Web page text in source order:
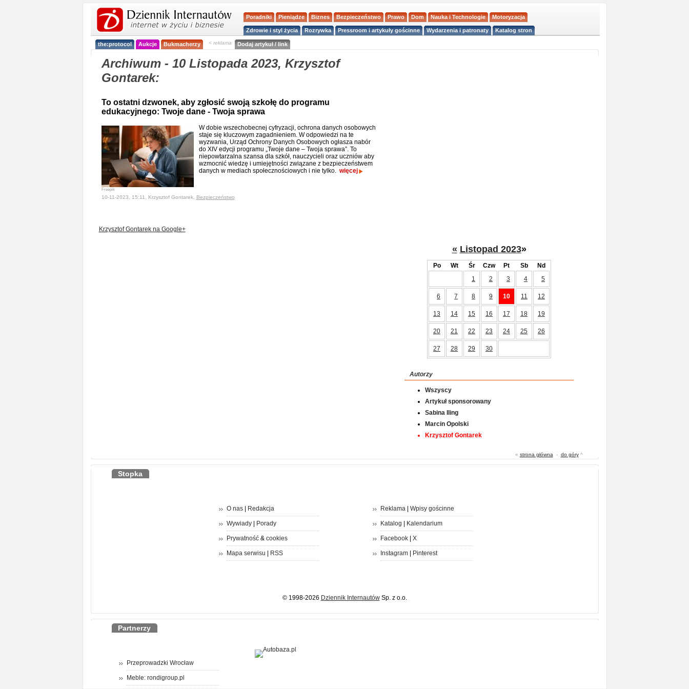
Poradniki Pieniądze Biznes Bezpieczeństwo Prawo Dom Nauka i Technologie Motoryzacja
Zdrowie i styl życia Rozrywka Pressroom i artykuły gościnne Wydarzenia i patronaty Katalog stron
the:protocol Aukcje Bukmacherzy < reklama Dodaj artykuł / link
Archiwum - 10 Listopada 2023, Krzysztof
Gontarek:
To ostatni dzwonek, aby zgłosić swoją szkołę do programu
edukacyjnego: Twoje dane - Twoja sprawa
Freepik
W dobie wszechobecnej cyfryzacji, ochrona danych osobowych
staje się kluczowym zagadnieniem. W odpowiedzi na te
wyzwania, Urząd Ochrony Danych Osobowych ogłasza nabór
do XIV edycji programu „Twoje dane – Twoja sprawa”. To
niepowtarzalna szansa dla szkół, nauczycieli oraz uczniów aby
wzmocnić wiedzę i umiejętności związane z bezpieczeństwem
danych w mediach społecznościowych i nie tylko. więcej
10-11-2023, 15:11, Krzysztof Gontarek, Bezpieczeństwo
Krzysztof Gontarek na Google+
« Listopad 2023»
Po Wt Śr Czw Pt Sb
Nd
1
2 3 4 5
6 7 8 9 10 11 12
13 14 15 16 17 18 19
20 21 22 23 24 25 26
27 28 29 30
Autorzy
Wszyscy
Artykuł sponsorowany
Sabina Iling
Marcin Opolski
Krzysztof Gontarek
« strona główna - do góry^
Stopka
O nas| Redakcja
Wywiady| Porady
Prywatność& cookies
Mapa serwisu RSS
Reklama| Wpisy gościnne
Katalog Kalendarium
Facebook| X
Instagram| Pinterest
© 1998-2026 Dziennik InternautówSp. z o.o.
Partnerzy
Przeprowadzki Wrocław
Meble: rondigroup.pl